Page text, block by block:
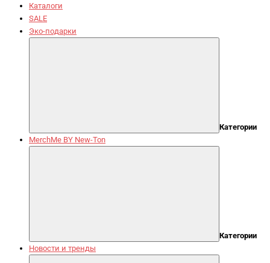
Каталоги
SALE
Эко-подарки
Категории
MerchMe BY New-Ton
Категории
Новости и тренды